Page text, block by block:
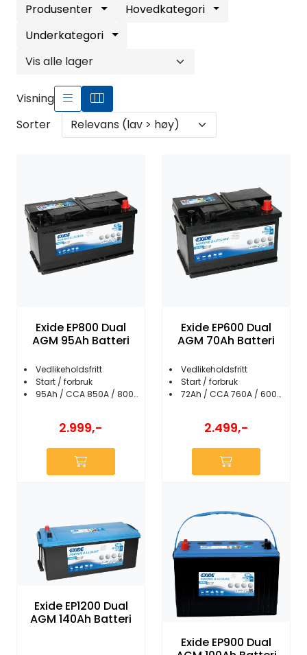
Produsenter
Hovedkategori
Underkategori
Visning
Sorter
Exide EP800 Dual
AGM 95Ah Batteri
Vedlikeholdsfritt
Start / forbruk
95Ah / CCA 850A / 800Wh
2.999,-
Exide EP600 Dual
AGM 70Ah Batteri
Vedlikeholdsfritt
Start / forbruk
72Ah / CCA 760A / 600Wh
2.499,-
Exide EP1200 Dual
AGM 140Ah Batteri
Exide EP900 Dual
Outlet
Kampanje